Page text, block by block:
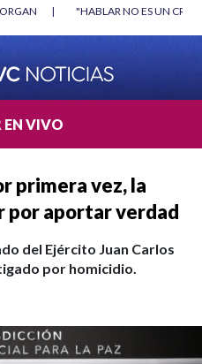
CARTA DE BETO CORAL |
EN VIVO
primera vez, la
por aportar verdad
del Ejército Juan Carlos
por homicidio.